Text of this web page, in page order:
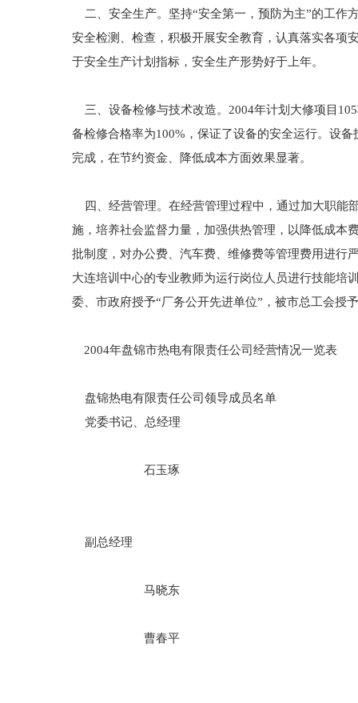
二、安全生产。坚持“安全第一，预防为主”的工作
安全检测、检查，积极开展安全教育，认真落实各项
于安全生产计划指标，安全生产形势好于上年。
三、设备检修与技术改造。2004年计划大修项目
备检修合格率为100%，保证了设备的安全运行。设
完成，在节约资金、降低成本方面效果显著。
四、经营管理。在经营管理过程中，通过加大职能
施，培养社会监督力量，加强供热管理，以降低成本
批制度，对办公费、汽车费、维修费等管理费用进行
大连培训中心的专业教师为运行岗位人员进行技能培
委、市政府授予“厂务公开先进单位”，被市总工会授
2004年盘锦市热电有限责任公司经营情况一览表
盘锦热电有限责任公司领导成员名单
党委书记、总经理
石玉琢
副总经理
马晓东
曹春平